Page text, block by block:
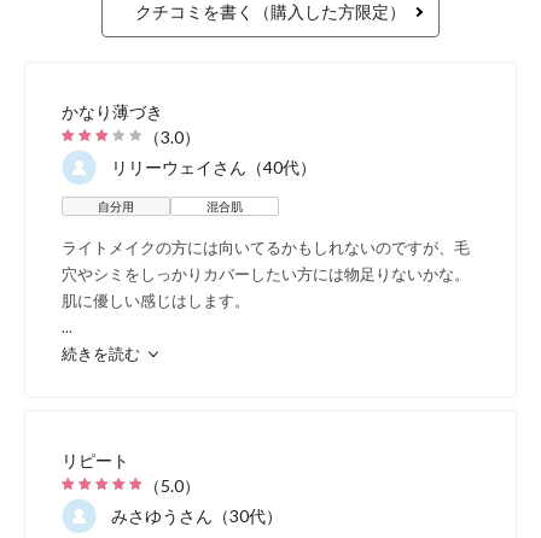
紫外線による
酸化ダ
クチコミを書く（購入した方限定）
かなり薄づき
（3.0）
リリーウェイさん（40代）
自分用 混合肌
ライトメイクの方には向いてるかもしれないのですが、毛
穴やシミをしっかりカバーしたい方には物足りないかな。
肌に優しい感じはします。
...
続きを読む
リピート
（5.0）
みさゆう さん（30代）